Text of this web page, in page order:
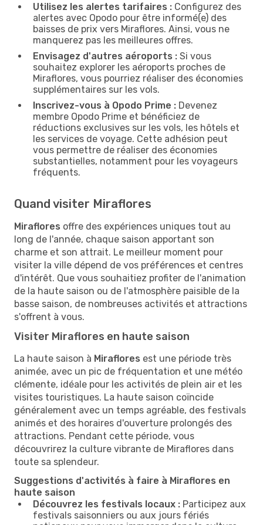
Utilisez les alertes tarifaires : Configurez des
alertes avec Opodo pour être informé(e) des
baisses de prix vers Miraflores. Ainsi, vous ne
manquerez pas les meilleures offres.
Envisagez d'autres aéroports : Si vous
souhaitez explorer les aéroports proches de
Miraflores, vous pourriez réaliser des économies
supplémentaires sur les vols.
Inscrivez-vous à Opodo Prime : Devenez
membre Opodo Prime et bénéficiez de
réductions exclusives sur les vols, les hôtels et
les services de voyage. Cette adhésion peut
vous permettre de réaliser des économies
substantielles, notamment pour les voyageurs
fréquents.
Quand visiter Miraflores
Miraflores offre des expériences uniques tout au
long de l'année, chaque saison apportant son
charme et son attrait. Le meilleur moment pour
visiter la ville dépend de vos préférences et centres
d'intérêt. Que vous souhaitiez profiter de l'animation
de la haute saison ou de l'atmosphère paisible de la
basse saison, de nombreuses activités et attractions
s'offrent à vous.
Visiter Miraflores en haute saison
La haute saison à Miraflores est une période très
animée, avec un pic de fréquentation et une météo
clémente, idéale pour les activités de plein air et les
visites touristiques. La haute saison coïncide
généralement avec un temps agréable, des festivals
animés et des horaires d'ouverture prolongés des
attractions. Pendant cette période, vous
découvrirez la culture vibrante de Miraflores dans
toute sa splendeur.
Suggestions d'activités à faire à Miraflores en
haute saison
Découvrez les festivals locaux : Participez aux
festivals saisonniers ou aux jours fériés